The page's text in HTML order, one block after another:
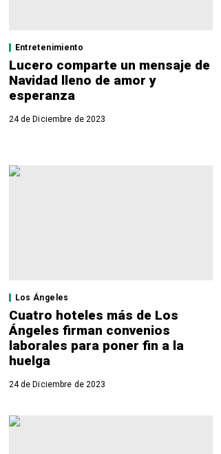
Entretenimiento
Lucero comparte un mensaje de
Navidad lleno de amor y
esperanza
24 de Diciembre de 2023
Los Ángeles
Cuatro hoteles más de Los
Ángeles firman convenios
laborales para poner fin a la
huelga
24 de Diciembre de 2023